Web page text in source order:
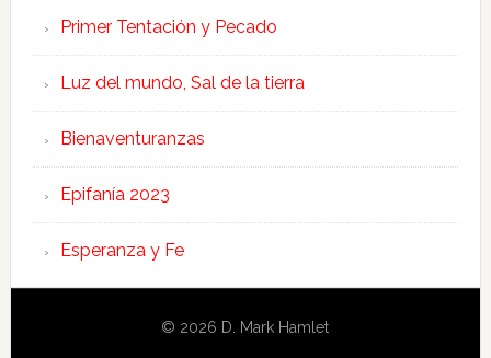
Primer Tentación y Pecado
Luz del mundo, Sal de la tierra
Bienaventuranzas
Epifanía 2023
Esperanza y Fe
© 2026 D. Mark Hamlet